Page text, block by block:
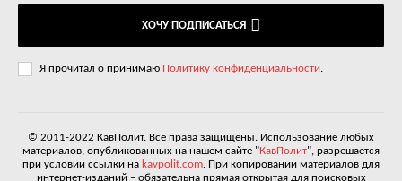
ХОЧУ ПОДПИСАТЬСЯ
Я прочитал о принимаю Политику конфиденциальности.
© 2011-2022 КавПолит. Все права защищены. Использование любых
материалов, опубликованных на нашем сайте "КавПолит", разрешается
при условии ссылки на kavpolit.com. При копировании материалов для
интернет-изданий – обязательна прямая открытая для поисковых